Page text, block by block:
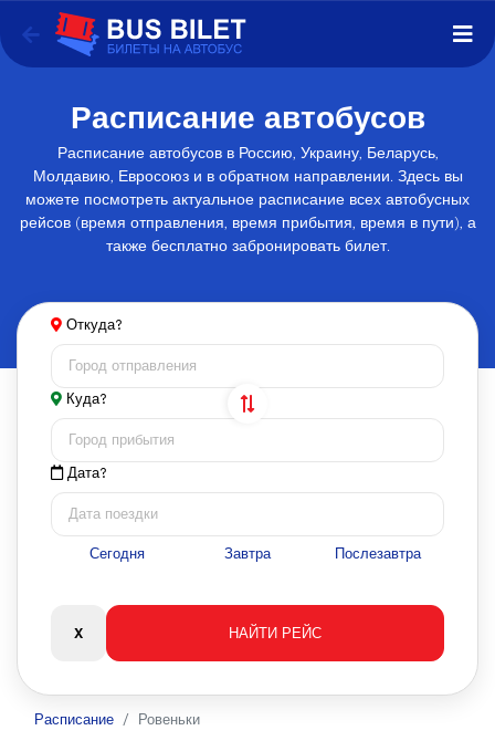
Расписание автобусов
Расписание автобусов в Россию, Украину, Беларусь,
Молдавию, Евросоюз и в обратном направлении. Здесь вы
можете посмотреть актуальное расписание всех автобусных
рейсов (время отправления, время прибытия, время в пути), а
также бесплатно забронировать билет.
Откуда?
Куда?
Дата?
Сегодня Завтра Послезавтра
Расписание Ровеньки